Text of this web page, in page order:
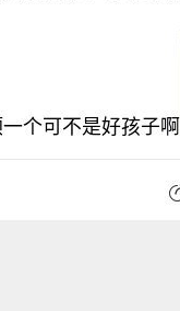
个可不是好孩子啊